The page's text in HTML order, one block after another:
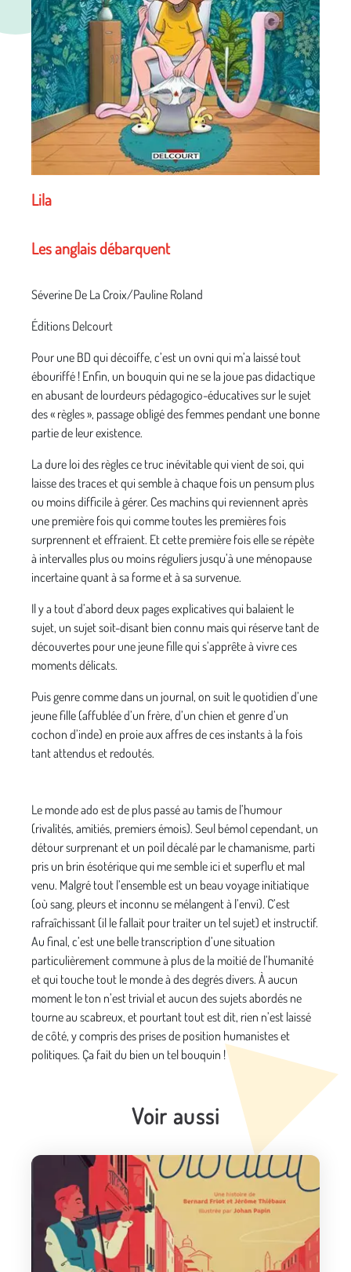
Lila
Les anglais débarquent
Séverine De La Croix/Pauline Roland
Éditions Delcourt
Pour une BD qui décoiffe, c’est un ovni qui m’a laissé tout
ébouriffé ! Enfin, un bouquin qui ne se la joue pas didactique
en abusant de lourdeurs pédagogico-éducatives sur le sujet
des « règles », passage obligé des femmes pendant une bonne
partie de leur existence.
La dure loi des règles ce truc inévitable qui vient de soi, qui
laisse des traces et qui semble à chaque fois un pensum plus
ou moins difficile à gérer. Ces machins qui reviennent après
une première fois qui comme toutes les premières fois
surprennent et effraient. Et cette première fois elle se répète
à intervalles plus ou moins réguliers jusqu’à une ménopause
incertaine quant à sa forme et à sa survenue.
Il y a tout d’abord deux pages explicatives qui balaient le
sujet, un sujet soit-disant bien connu mais qui réserve tant de
découvertes pour une jeune fille qui s’apprête à vivre ces
moments délicats.
Puis genre comme dans un journal, on suit le quotidien d’une
jeune fille (affublée d’un frère, d’un chien et genre d’un
cochon d’inde) en proie aux affres de ces instants à la fois
tant attendus et redoutés.
Le monde ado est de plus passé au tamis de l’humour
(rivalités, amitiés, premiers émois). Seul bémol cependant, un
détour surprenant et un poil décalé par le chamanisme, parti
pris un brin ésotérique qui me semble ici et superflu et mal
venu. Malgré tout l’ensemble est un beau voyage initiatique
(où sang, pleurs et inconnu se mélangent à l’envi). C’est
rafraîchissant (il le fallait pour traiter un tel sujet) et instructif.
Au final, c’est une belle transcription d’une situation
particulièrement commune à plus de la moitié de l’humanité
et qui touche tout le monde à des degrés divers. À aucun
moment le ton n’est trivial et aucun des sujets abordés ne
tourne au scabreux, et pourtant tout est dit, rien n’est laissé
de côté, y compris des prises de position humanistes et
politiques. Ça fait du bien un tel bouquin !
Voir aussi